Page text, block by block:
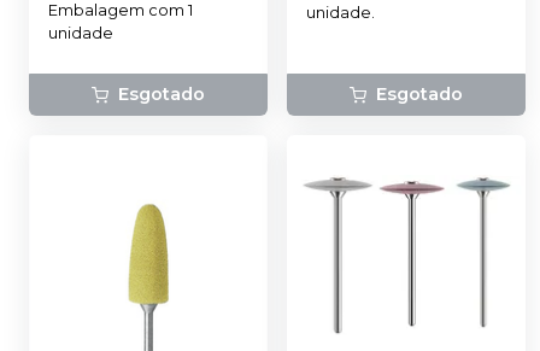
Embalagem com 1
unidade
Esgotado
unidade.
Esgotado